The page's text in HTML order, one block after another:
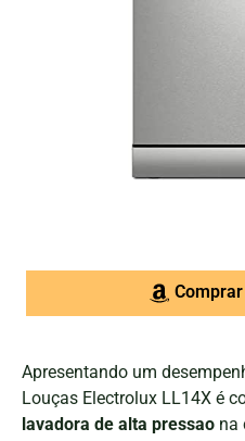
Apresentando um
Louças Electrolux LL14X é
lavadora de alta pressao na